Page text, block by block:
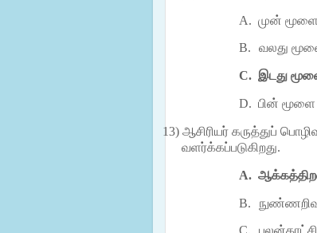
A. முன் மூளை
B. வலது
C. இடது
D. பின் மூளை
13) ஆசிரியர் கருத்துப்
வளர்க்கப்படுகிறது.
A.
B.